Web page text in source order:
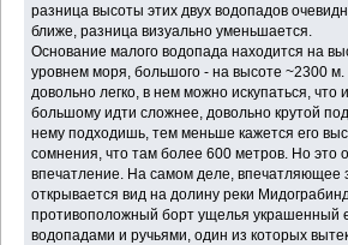
разница высоты этих двух водопадов
ближе, разница визуально уменьшается.
Основание малого водопада находится на
уровнем моря, большого - на высоте ~2300
довольно легко, в нем можно искупаться, что
большому идти сложнее, довольно крутой
нему подходишь, тем меньше кажется его
сомнения, что там более 600 метров. Но это
впечатление. На самом деле, впечатляющее
открывается вид на долину реки
противоположный борт ущелья украшенный
водопадами и ручьями, один из которых